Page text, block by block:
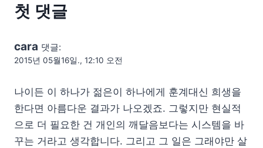
첫 댓글
cara 댓글:
2015년 05월16일., 12:10 오전
나이든 이 하나가 젊은이 하나에게 훈계대신 희생을
한다면 아름다운 결과가 나오겠죠. 그렇지만 현실적
으로 더 필요한 건 개인의 깨달음보다는 시스템을 바
꾸는 거라고 생각합니다. 그리고 그 일은 그래야만 살